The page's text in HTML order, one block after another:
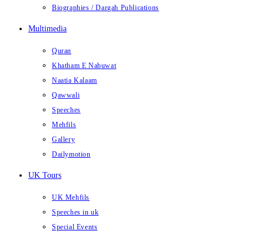
Biographies / Dargah Publications
Multimedia
Quran
Khatham E Nabuwat
Naatia Kalaam
Qawwali
Speeches
Mehfils
Gallery
Dailymotion
UK Tours
UK Mehfils
Speeches in uk
Special Events